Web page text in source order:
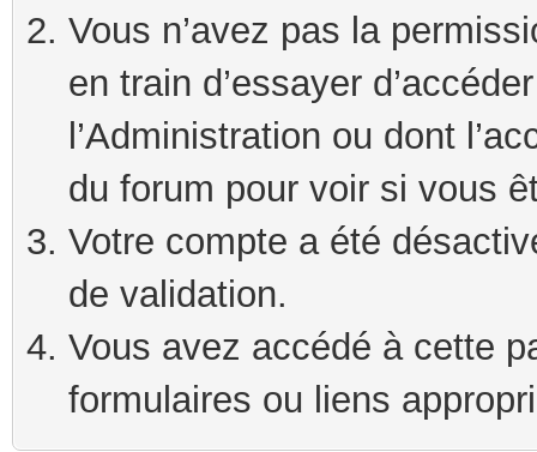
Vous n’avez pas la
en train d’essayer
l’Administration ou dont
du forum pour voir si vous
Votre compte a été
de validation.
Vous avez accédé à cette
formulaires ou liens